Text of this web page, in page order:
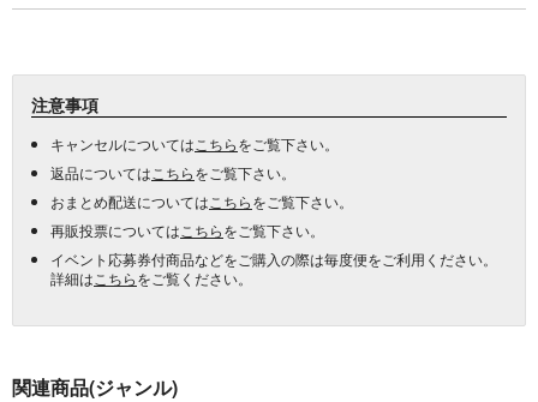
注意事項
キャンセルについては こちらをご覧下さい。
返品については こちらをご覧下さい。
おまとめ配送については こちらをご覧下さい。
再販投票については こちらをご覧下さい。
イベント応募券付商品などをご購入の際は毎度便をご利用ください。
詳細は こちらをご覧ください。
関連商品(ジャンル)